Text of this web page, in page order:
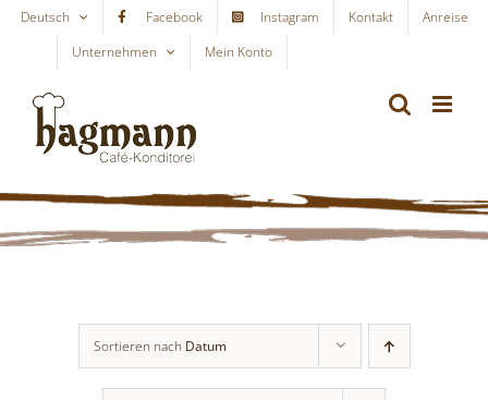
Skip
content
Deutsch Facebook Instagram Kontakt
Anreise
Unternehmen
Mein Konto
Sortieren nach Datum